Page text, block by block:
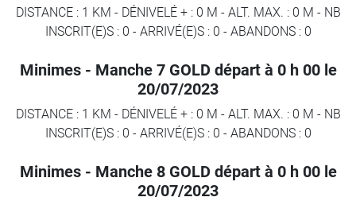
DISTANCE : 1 KM - DÉNIVELÉ + : 0 M - ALT. MAX. : 0 M - NB
INSCRIT(E)S : 0 - ARRIVÉ(E)S : 0 - ABANDONS : 0
Minimes - Manche 7 GOLD départ à 0 h 00 le
20/07/2023
DISTANCE : 1 KM - DÉNIVELÉ + : 0 M - ALT. MAX. : 0 M - NB
INSCRIT(E)S : 0 - ARRIVÉ(E)S : 0 - ABANDONS : 0
Minimes - Manche 8 GOLD départ à 0 h 00 le
20/07/2023